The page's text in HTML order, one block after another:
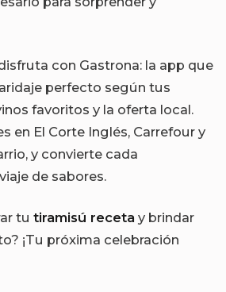
con Gastrona: la app que
perfecto según tus
favoritos y la oferta local.
en El Corte Inglés, Carrefour y
y convierte cada
de sabores.
tu tiramisú receta y brindar
¡Tu próxima celebración